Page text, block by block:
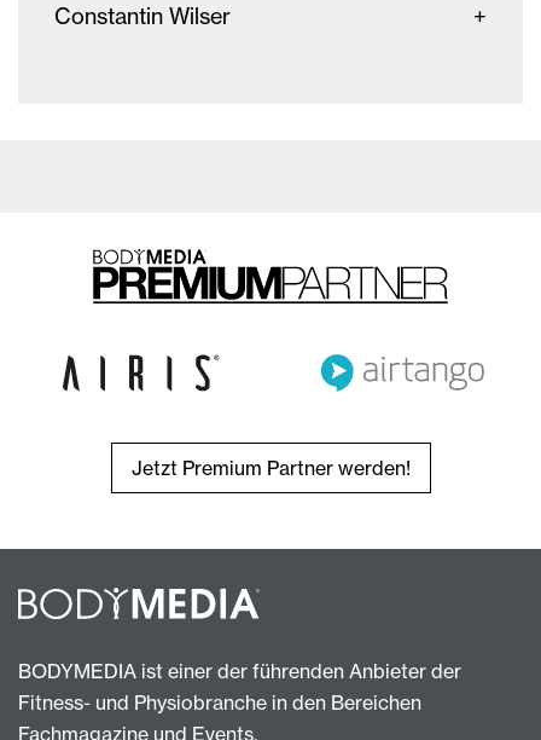
Constantin Wilser
Jetzt Premium Partner werden!
BODYMEDIA ist einer der führenden Anbieter der
Fitness- und Physiobranche in den Bereichen
Fachmagazine und Events.